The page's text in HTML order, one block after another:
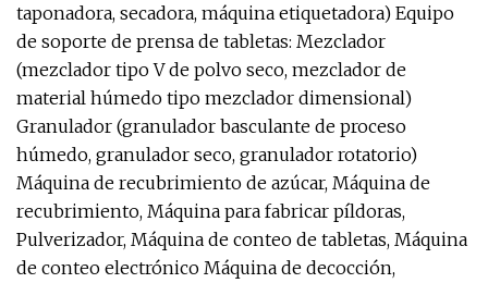
taponadora, secadora, máquina etiquetadora) Equipo
de soporte de prensa de tabletas: Mezclador
(mezclador tipo V de polvo seco, mezclador de
material húmedo tipo mezclador dimensional)
Granulador (granulador basculante de proceso
húmedo, granulador seco, granulador rotatorio)
Máquina de recubrimiento de azúcar, Máquina de
recubrimiento, Máquina para fabricar píldoras,
Pulverizador, Máquina de conteo de tabletas, Máquina
de conteo electrónico Máquina de decocción,